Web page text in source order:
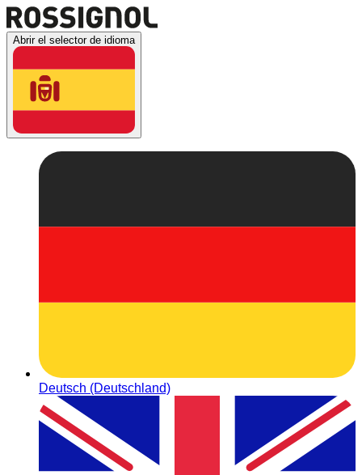
Abrir el selector de idioma
Deutsch (Deutschland)